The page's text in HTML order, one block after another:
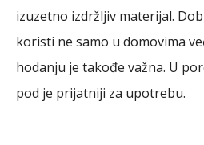
izuzetno izdržljiv materijal.
koristi ne samo u domovima
hodanju je takođe važna. U
pod je prijatniji za upotrebu.